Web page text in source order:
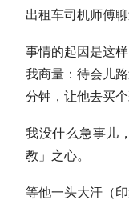
出租车司机师傅
事情的起因是这
我商量：待会儿
分钟，让他去买个
我没什么急事儿
教」之心。
等他一头大汗（